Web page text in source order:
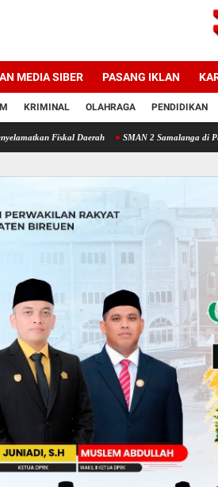
MEDIA SIBER PASANG IKLAN
KRIMINAL OLAHRAGA PENDIDIKAN
Fiskal Daerah SMAN 2 Samalanga di